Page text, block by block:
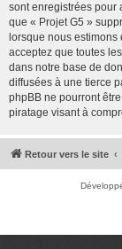
sont enregistrées pour
que « Projet G5 »
lorsque nous
acceptez que toutes
dans notre base de
diffusées à une tierce
phpBB ne pourront
piratage visant à
Retour vers le site